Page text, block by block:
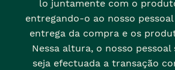
lo juntamente com o
entregando-o ao nosso
entrega da compra e os
Nessa altura, o nosso
seja efectuada a transação